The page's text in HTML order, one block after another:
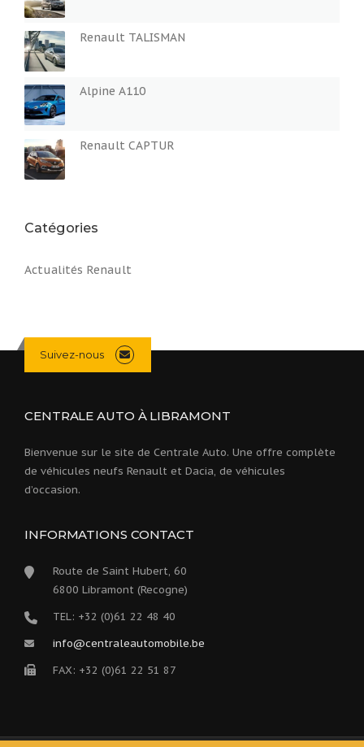
Renault TALISMAN
Alpine A110
Renault CAPTUR
Catégories
Actualités Renault
Suivez-nous
CENTRALE AUTO À LIBRAMONT
Bienvenue sur le site de Centrale Auto. Une offre complète
de véhicules neufs Renault et Dacia, de véhicules
d’occasion.
INFORMATIONS CONTACT
Route de Saint Hubert, 60
6800 Libramont (Recogne)
TEL: +32 (0)61 22 48 40
info@centraleautomobile.be
FAX: +32 (0)61 22 51 87